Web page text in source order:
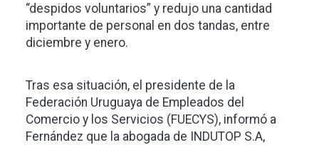
“despidos voluntarios” y redujo una cantidad
importante de personal en dos tandas, entre
diciembre y enero.
Tras esa situación, el presidente de la
Federación Uruguaya de Empleados del
Comercio y los Servicios (FUECYS), informó a
Fernández que la abogada de INDUTOP S.A,